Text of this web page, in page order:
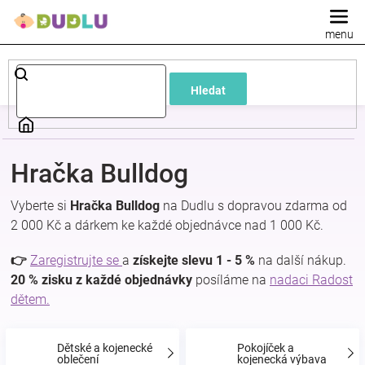
Hledat
Dětské
a
a
Hračka Bulldog
Vyberte si Hračka Bulldog na Dudlu s dopravou zdarma od
2 000 Kč a dárkem ke každé objednávce nad 1 000 Kč.
👉 Zaregistrujte se a získejte slevu 1 - 5 % na další nákup.
20 % zisku z každé objednávky posíláme na nadaci Radost
dětem.
Dětské a kojenecké
oblečení
Pokojíček a
kojenecká výbava